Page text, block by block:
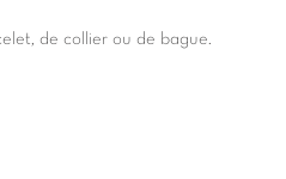
de collier ou de bague.